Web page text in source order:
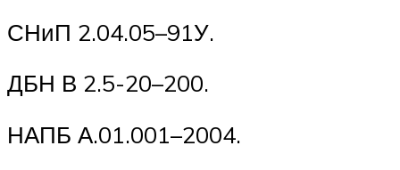
СНиП 2.04.05–91У.
ДБН В 2.5-20–200.
НАПБ А.01.001–2004.